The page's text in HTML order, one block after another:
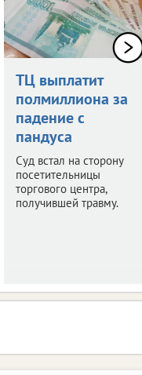
ТЦ выплатит
полмиллиона за
падение с
пандуса
Суд встал на сторону
посетительницы
торгового центра,
получившей травму.